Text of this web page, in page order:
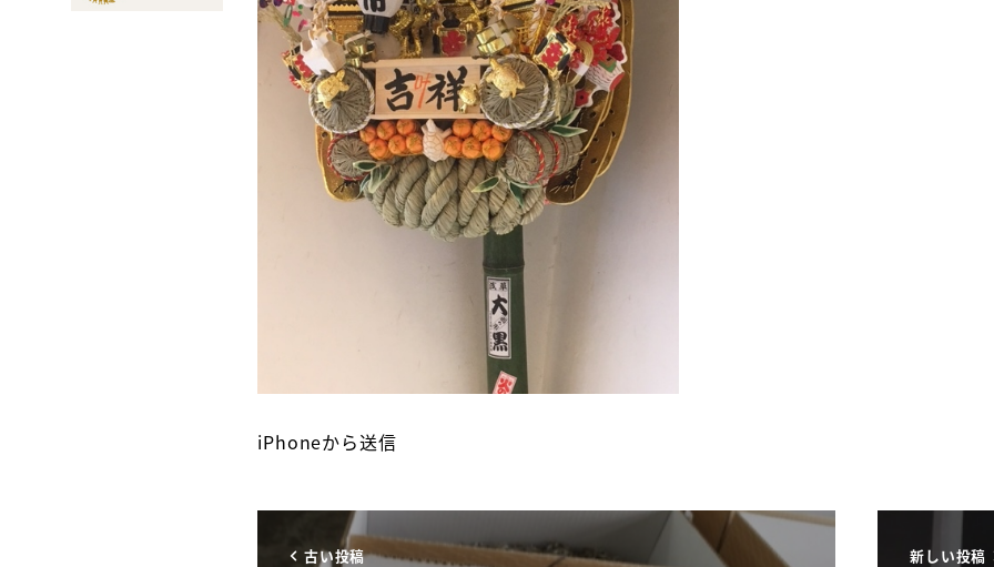
iPhoneから送信
古い投稿 新しい投稿